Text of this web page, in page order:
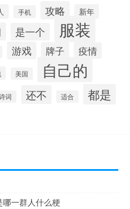
手机 攻略 新年
是一个 服装
游戏 牌子 疫情
美国 自己的
词 还不 适合 都是
一群人什么梗